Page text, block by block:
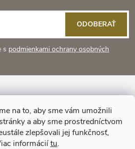
na to, aby sme vám umožnili
a aby sme prostredníctvom
zlepšovali jej funkčnosť,
informáciítu.
s podmienkami ochrany osobných
ODOBERAŤ